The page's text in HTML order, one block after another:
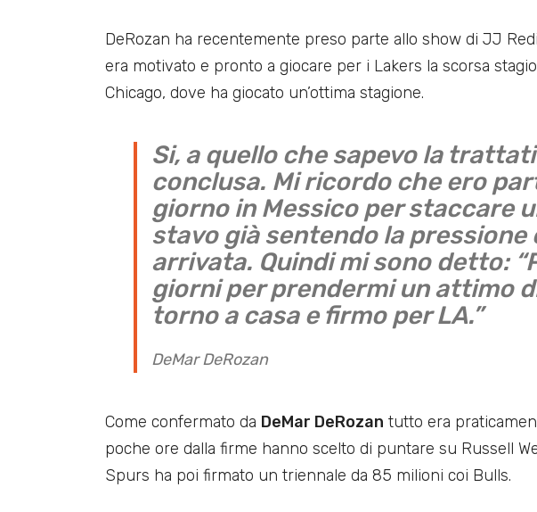
DeRozan ha recentemente preso parte allo show di JJ
era motivato e pronto a giocare per i Lakers la scorsa
Chicago, dove ha giocato un’ottima stagione.
Si, a quello che sapevo la
conclusa. Mi ricordo che ero
giorno in Messico per staccare
stavo già sentendo la pressione
arrivata. Quindi mi sono detto:
giorni per prendermi un attimo
torno a casa e firmo per LA.”
DeMar DeRozan
Come confermato da DeMar DeRozan tutto era
poche ore dalla firme hanno scelto di puntare su Russell
Spurs ha poi firmato un triennale da 85 milioni coi Bulls.